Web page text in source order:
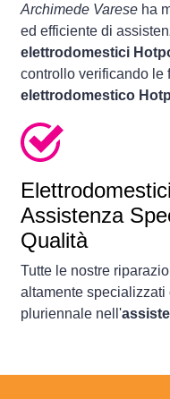
Archimede Varese ha
ed efficiente di
elettrodomestici
controllo verificando le
elettrodomestico
Elettrodomestici
Assistenza
Qualità
Tutte le nostre
altamente specializzati
pluriennale nell'